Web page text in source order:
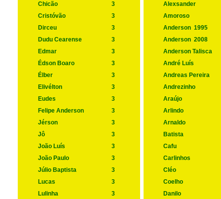
Chicão
3
Alexsander
Cristóvão
3
Amoroso
Dirceu
3 Anderson 1995
Dudu Cearense
3 Anderson 2008
Edmar
3
Anderson Talisca
Édson Boaro
3
André Luís
Élber
3
Andreas Pereira
Elivélton
3
Andrezinho
Eudes
3
Araújo
Felipe Anderson
3
Arlindo
Jérson
3
Arnaldo
Jô
3
Batista
João Luís
3
Cafu
João Paulo
3
Carlinhos
Júlio Baptista
3
Cléo
Lucas
3
Coelho
Lulinha
3
Danilo